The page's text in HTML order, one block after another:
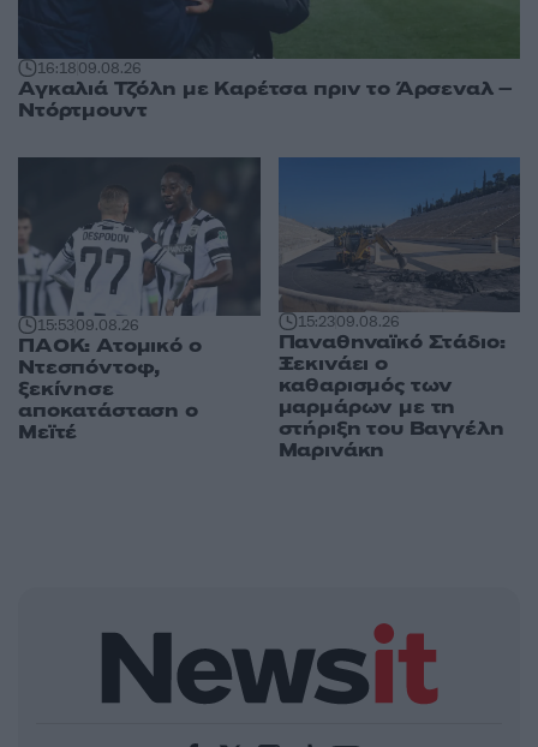
16:1809.08.26
Αγκαλιά Τζόλη με Καρέτσα πριν το Άρσεναλ –
Ντόρτμουντ
15:5309.08.26
ΠΑΟΚ: Ατομικό ο
Ντεσπόντοφ,
ξεκίνησε
αποκατάσταση ο
Μεϊτέ
15:2309.08.26
Παναθηναϊκό Στάδιο:
Ξεκινάει ο
καθαρισμός των
μαρμάρων με τη
στήριξη του Βαγγέλη
Μαρινάκη